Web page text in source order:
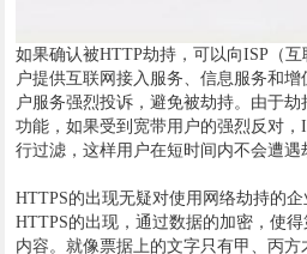
如果确认被HTTP劫持，可以向ISP（
户提供互联网接入服务、信息服务和
户服务强烈投诉，避免被劫持。由于
功能，如果受到宽带用户的强烈反对，
行过滤，这样用户在短时间内不会遭遇
HTTPS的出现无疑对使用网络劫持的企
HTTPS的出现，通过数据的加密，使
内容。就像票据上的文字只有甲、丙